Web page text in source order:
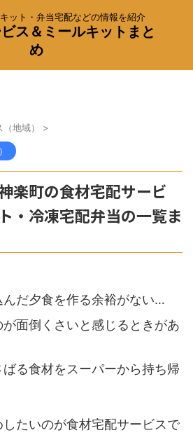
ット・弁当宅配などの情報を紹介
ス＆ミールキットまと
め
地域） >
楽町の食材宅配サービ
・冷凍宅配弁当の一覧ま
んだ夕食を作る余裕がない…
面倒くさいと感じるときがあ
る食材をスーパーから持ち帰
たいのが食材宅配サービスで